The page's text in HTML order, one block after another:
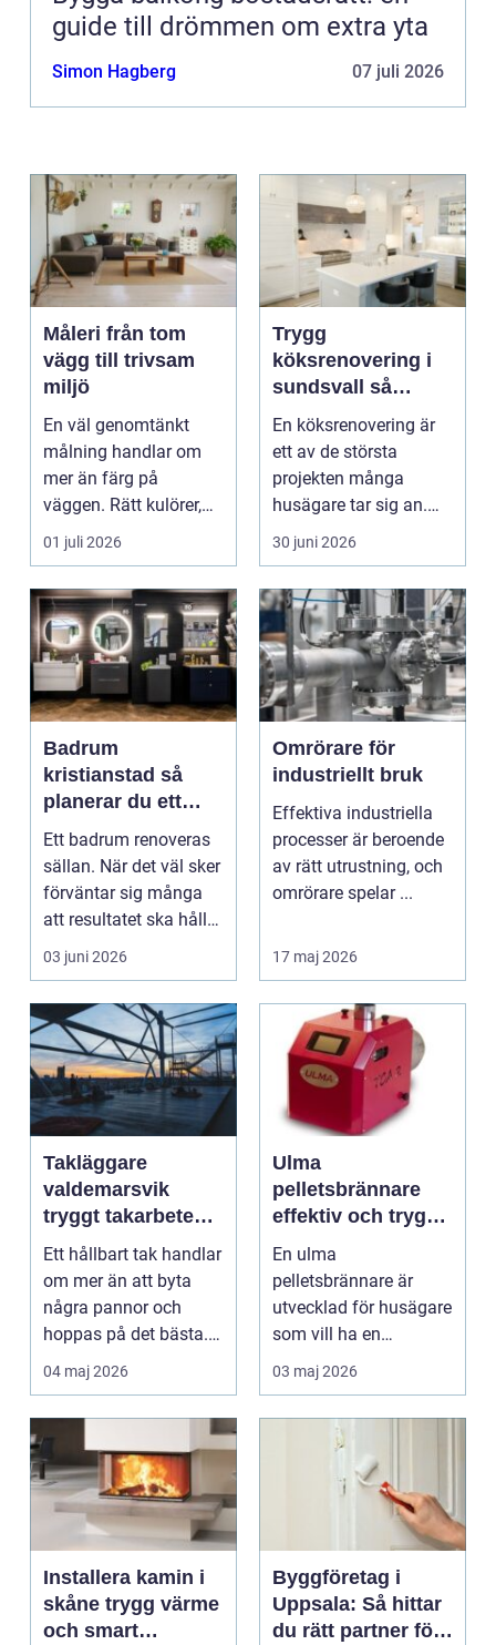
guide till drömmen om extra yta
Simon Hagberg 07 juli 2026
Måleri från tom
vägg till trivsam
miljö
En väl genomtänkt
målning handlar om
mer än färg på
väggen. Rätt kulörer,
noggrant underarbete
och e...
01 juli 2026
Trygg
köksrenovering i
sundsvall så
skapar du ett kök
som håller länge
En köksrenovering är
ett av de största
projekten många
husägare tar sig an.
Kostnaderna är ofta
höga...
30 juni 2026
Badrum
kristianstad så
planerar du ett
tryggt och hållbart
badrumsprojekt
Ett badrum renoveras
sällan. När det väl sker
förväntar sig många
att resultatet ska hålla
i 2030 år...
03 juni 2026
Omrörare för
industriellt bruk
Effektiva industriella
processer är beroende
av rätt utrustning, och
omrörare spelar ...
17 maj 2026
Takläggare
valdemarsvik
tryggt takarbete
för kustklimat
Ett hållbart tak handlar
om mer än att byta
några pannor och
hoppas på det bästa.
För husägare i Val...
04 maj 2026
Ulma
pelletsbrännare
effektiv och trygg
värme för svenska
hem
En ulma
pelletsbrännare är
utvecklad för husägare
som vill ha en
driftsäker och
ekonomisk
uppvärmnin...
03 maj 2026
Installera kamin i
skåne trygg värme
och smart
Byggföretag i
Uppsala: Så hittar
du rätt partner för